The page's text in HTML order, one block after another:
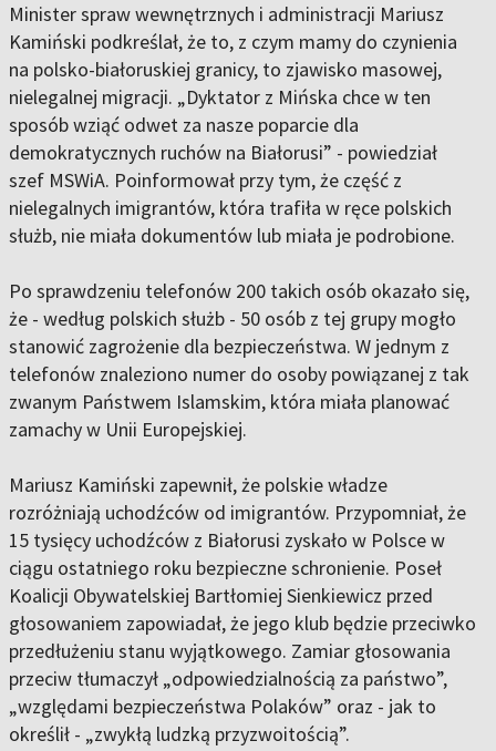
Minister spraw wewnętrznych i administracji Mariusz
Kamiński podkreślał, że to, z czym mamy do czynienia
na polsko-białoruskiej granicy, to zjawisko masowej,
nielegalnej migracji. „Dyktator z Mińska chce w ten
sposób wziąć odwet za nasze poparcie dla
demokratycznych ruchów na Białorusi” - powiedział
szef MSWiA. Poinformował przy tym, że część z
nielegalnych imigrantów, która trafiła w ręce polskich
służb, nie miała dokumentów lub miała je podrobione.
Po sprawdzeniu telefonów 200 takich osób okazało się,
że - według polskich służb - 50 osób z tej grupy mogło
stanowić zagrożenie dla bezpieczeństwa. W jednym z
telefonów znaleziono numer do osoby powiązanej z tak
zwanym Państwem Islamskim, która miała planować
zamachy w Unii Europejskiej.
Mariusz Kamiński zapewnił, że polskie władze
rozróżniają uchodźców od imigrantów. Przypomniał, że
15 tysięcy uchodźców z Białorusi zyskało w Polsce w
ciągu ostatniego roku bezpieczne schronienie. Poseł
Koalicji Obywatelskiej Bartłomiej Sienkiewicz przed
głosowaniem zapowiadał, że jego klub będzie przeciwko
przedłużeniu stanu wyjątkowego. Zamiar głosowania
przeciw tłumaczył „odpowiedzialnością za państwo”,
„względami bezpieczeństwa Polaków” oraz - jak to
określił - „zwykłą ludzką przyzwoitością”.